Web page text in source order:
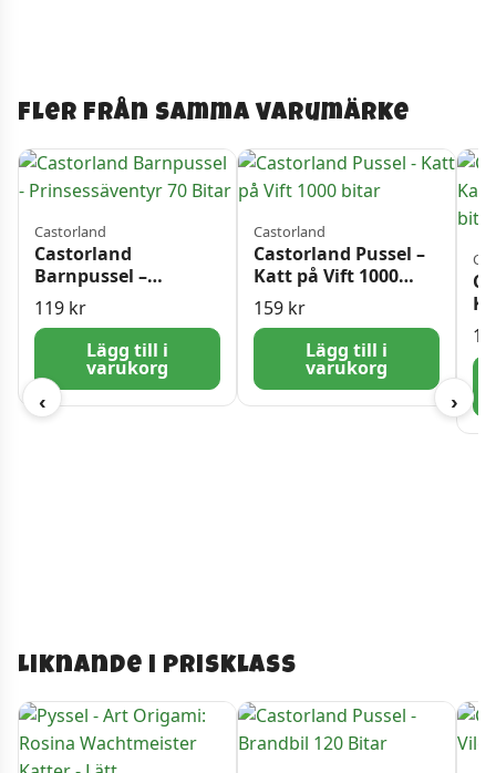
Fler från samma varumärke
‹
Castorland
Castorland
Barnpussel –
Prinsessäventyr 70
Bitar
119 kr
Lägg till i
varukorg
Castorland
Castorland Pussel –
Katt på Vift 1000
bitar
159 kr
Lägg till i
varukorg
›
Liknande i prisklass